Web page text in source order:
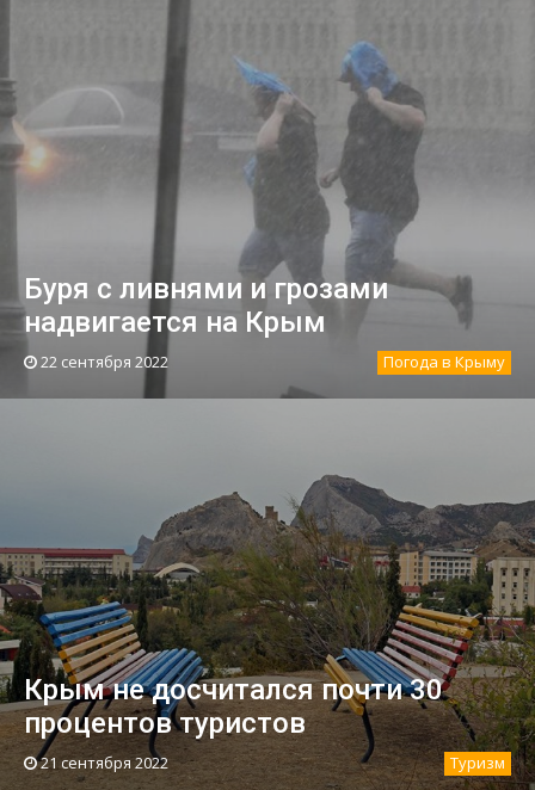
Буря с ливнями и грозами
надвигается на Крым
Погода в Крыму
22 сентября 2022
Крым не досчитался почти 30
процентов туристов
Туризм
21 сентября 2022